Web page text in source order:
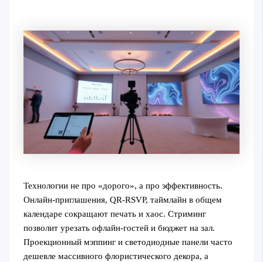
Технологии не про «дорого», а про эффективность.
Онлайн-приглашения, QR-RSVP, таймлайн в общем
календаре сокращают печать и хаос. Стриминг
позволит урезать офлайн-гостей и бюджет на зал.
Проекционный мэппинг и светодиодные панели часто
дешевле массивного флористического декора, а